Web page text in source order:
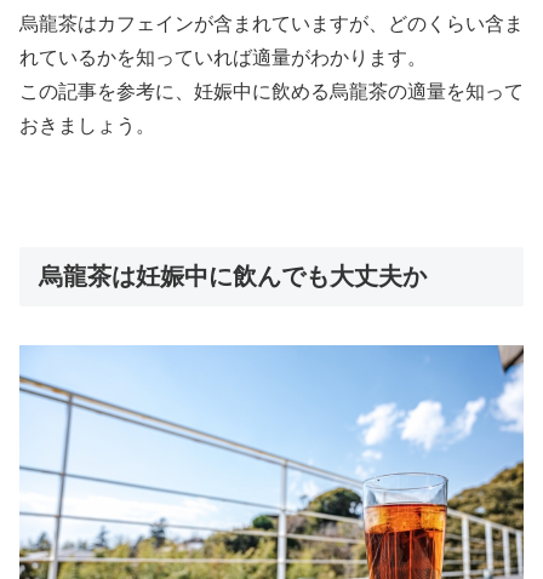
烏龍茶はカフェインが含まれていますが、どのくらい含ま
れているかを知っていれば適量がわかります。
この記事を参考に、妊娠中に飲める烏龍茶の適量を知って
おきましょう。
烏龍茶は妊娠中に飲んでも大丈夫か